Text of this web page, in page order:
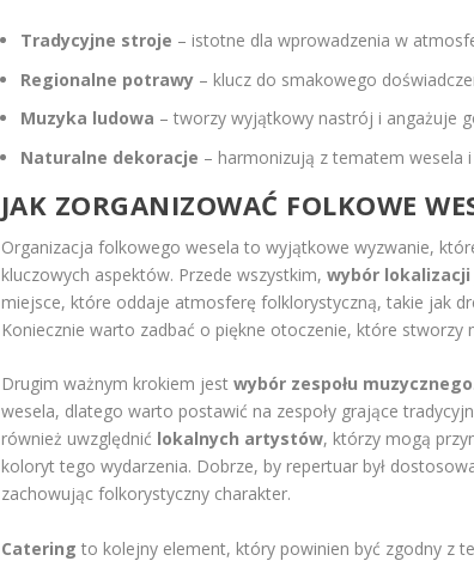
Tradycyjne stroje – istotne dla wprowadzenia w
Regionalne potrawy– klucz do smakowego
Muzyka ludowa – tworzy wyjątkowy nastrój i angażuje
Naturalne dekoracje – harmonizują z tematem wesela
JAK ZORGANIZOWAĆ FOLKOWE
Organizacja folkowego wesela to wyjątkowe wyzwanie,
kluczowych aspektów. Przede wszystkim, wybór lokalizacji
miejsce, które oddaje atmosferę folklorystyczną, takie jak
Koniecznie warto zadbać o piękne otoczenie, które stworzy
Drugim ważnym krokiem jest wybór zespołu muzycznego
wesela, dlatego warto postawić na zespoły grające
również uwzględnić lokalnych artystów, którzy mogą
koloryt tego wydarzenia. Dobrze, by repertuar był
zachowując folkorystyczny charakter.
Catering to kolejny element, który powinien być zgodny z